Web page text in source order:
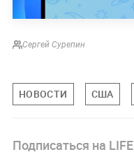
Сергей Сурепин
НОВОСТИ США
Подписаться на LIFE